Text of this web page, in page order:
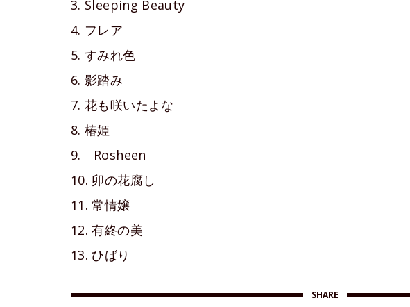
3. Sleeping Beauty
4. フレア
5. すみれ色
6. 影踏み
7. 花も咲いたよな
8. 椿姫
9. Rosheen
10. 卯の花腐し
11. 常情嬢
12. 有終の美
13. ひばり
SHARE